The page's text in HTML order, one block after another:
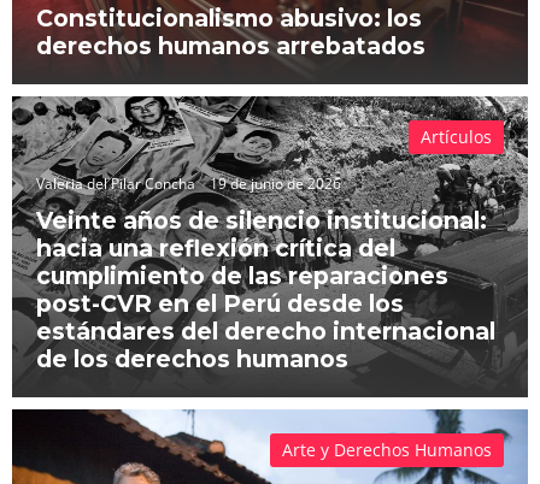
Constitucionalismo abusivo: los
derechos humanos arrebatados
Valeria del Pilar Concha 19 de junio de 2026
Veinte años de silencio institucional:
hacia una reflexión crítica del
cumplimiento de las reparaciones
post-CVR en el Perú desde los
estándares del derecho internacional
de los derechos humanos
Artículos
Arte y Derechos Humanos